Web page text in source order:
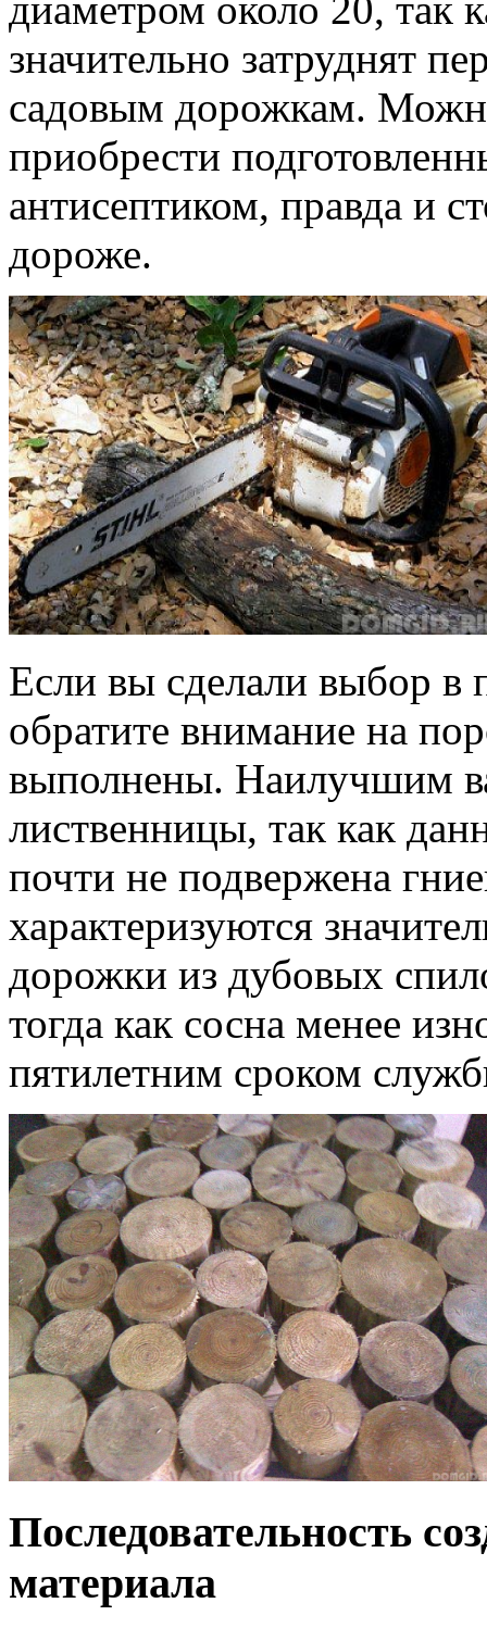
значительно затруднят
садовым дорожкам.
приобрести
антисептиком, правда и
дороже.
Если вы сделали выбор в
обратите внимание на
выполнены. Наилучшим
лиственницы, так как
почти не подвержена
характеризуются
дорожки из дубовых
тогда как сосна менее
пятилетним сроком
Последовательность
материала